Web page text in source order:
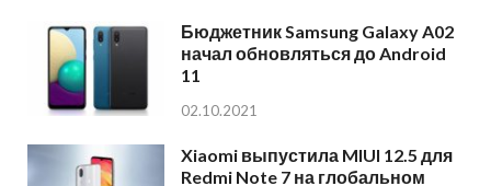
Бюджетник Samsung Galaxy A02
начал обновляться до Android
11
02.10.2021
Xiaomi выпустила MIUI 12.5 для
Redmi Note 7 на глобальном